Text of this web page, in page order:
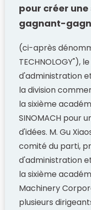
pour créer
gagnant-
(ci-après
TECHNOLOGY"),
d'administration
la division
la sixième
SINOMACH pour
d'idées. M. Gu
comité du parti,
d'administration
la sixième
Machinery
plusieurs